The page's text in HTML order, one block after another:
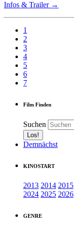
Infos & Trailer →
1
2
3
4
5
6
7
Film Finden
Suchen
Demnächst
KINOSTART
2013 2014 2015
2024 2025 2026
GENRE